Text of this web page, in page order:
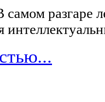
самом разгаре